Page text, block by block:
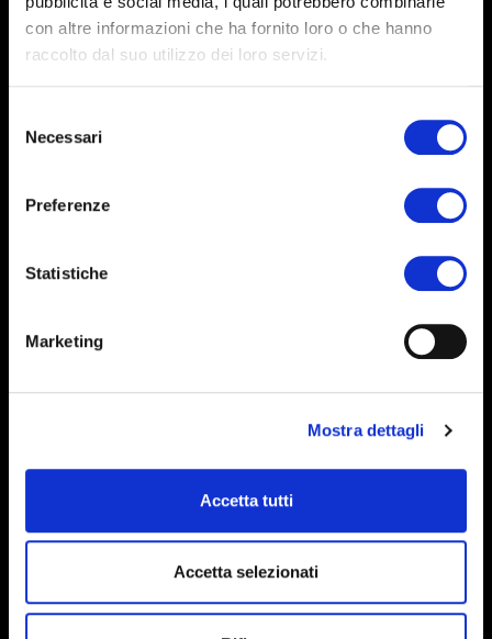
con altre informazioni che ha fornito loro o che hanno
raccolto dal suo utilizzo dei loro servizi.
delNecessari
Preferenze
Statistiche
Marketing
Mostra dettagli
Accetta tutti
Accetta selezionati